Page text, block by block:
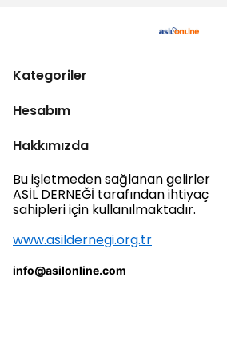
Kategoriler
Hesabım
Hakkımızda
Bu işletmeden sağlanan gelirler
ASİL DERNEĞİ tarafından ihtiyaç
sahipleri için kullanılmaktadır.
www.asildernegi.org.tr
info@asilonline.com